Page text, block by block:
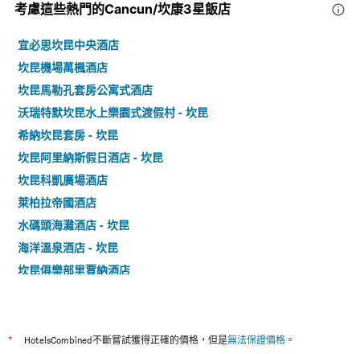
考慮這些熱門的Cancun/坎康3星​飯店
宜必思坎昆中央酒店
坎昆機場萬楓酒店
坎昆馬勒孔套房公寓式酒店
沃瑞特默坎昆水上樂園式渡假村 - 坎昆
希納坎昆套房 - 坎昆
坎昆阿里納斯假日酒店 - 坎昆
坎昆科凱廣場酒店
萊柏拉帝國酒店
水碼頭海灘酒店 - 坎昆
海洋溫泉酒店 - 坎昆
坎昆俱樂部里賈納酒店
法蘭達酒店帝國拉古納海灘別墅酒店 - 坎昆
* HotelsCombined不斷嘗試獲得正確的價格，但是無法保證價格 。